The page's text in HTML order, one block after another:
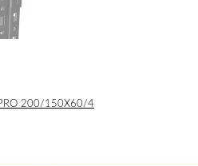
200/150X60/4